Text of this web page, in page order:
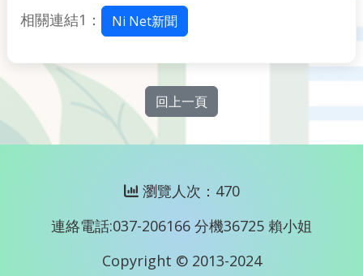
相關連結1： Ni Net新聞
回上一頁
瀏覽人次：470
連絡電話:037-206166 分機36725 賴小姐
Copyright © 2013-2024